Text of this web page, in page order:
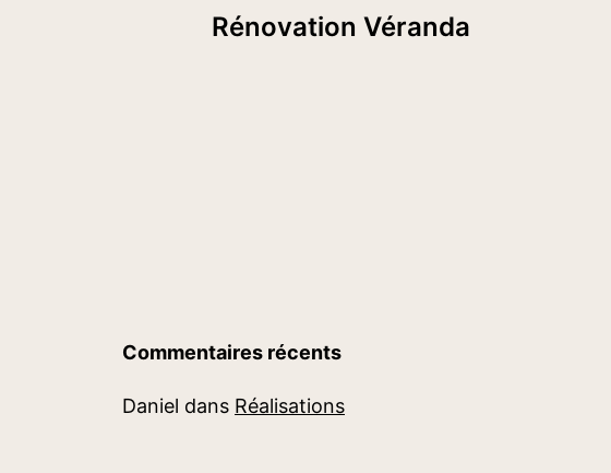
Rénovation Véranda
Commentaires récents
Daniel dans Réalisations